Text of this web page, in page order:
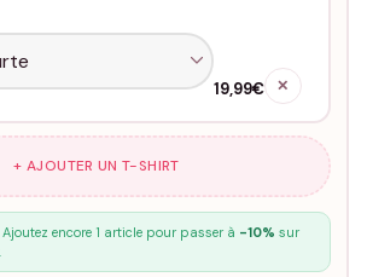
19,99€ ✕
+ AJOUTER UN T-SHIRT
Ajoutez encore 1 article pour passer à -10% sur